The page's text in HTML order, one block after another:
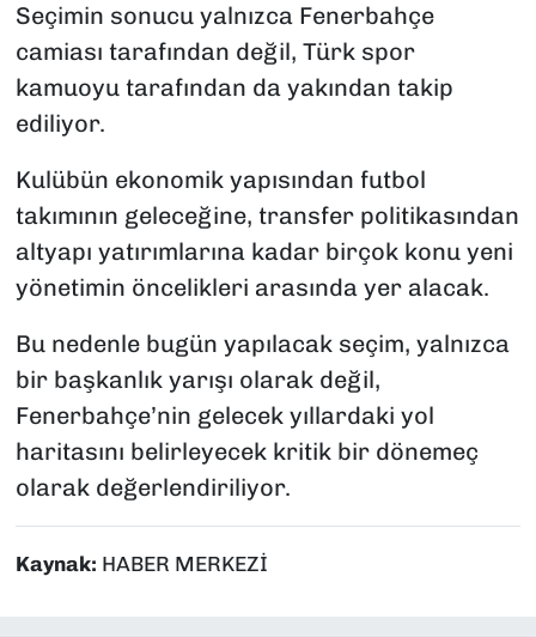
Seçimin sonucu yalnızca Fenerbahçe
camiası tarafından değil, Türk spor
kamuoyu tarafından da yakından takip
ediliyor.
Kulübün ekonomik yapısından futbol
takımının geleceğine, transfer politikasından
altyapı yatırımlarına kadar birçok konu yeni
yönetimin öncelikleri arasında yer alacak.
Bu nedenle bugün yapılacak seçim, yalnızca
bir başkanlık yarışı olarak değil,
Fenerbahçe’nin gelecek yıllardaki yol
haritasını belirleyecek kritik bir dönemeç
olarak değerlendiriliyor.
Kaynak: HABER MERKEZİ